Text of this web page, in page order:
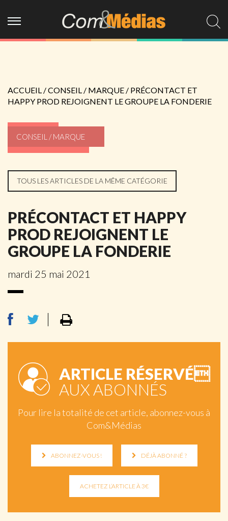
ACCUEIL /CONSEIL / MARQUE / PRÉCONTACT ET
HAPPY PROD REJOIGNENT LE GROUPE LA FONDERIE
CONSEIL / MARQUE
TOUS LES ARTICLES DE LA MÊME CATÉGORIE
PRÉCONTACT ET HAPPY
PROD REJOIGNENT LE
GROUPE LA FONDERIE
mardi 25 mai 2021
ARTICLE RÉSERVÉ
AUX ABONNÉS
Pour lire la totalité de cet article, abonnez-vous à
Com&Médias
ABONNEZ-VOUS ! DÉJÀ ABONNÉ ?